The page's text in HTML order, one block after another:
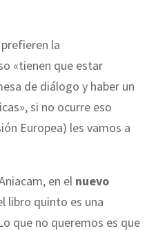
la
«tienen que estar
de diálogo y haber un
si no ocurre eso
Europea) les vamos a
en el nuevo
libro quinto es una
que no queremos es que